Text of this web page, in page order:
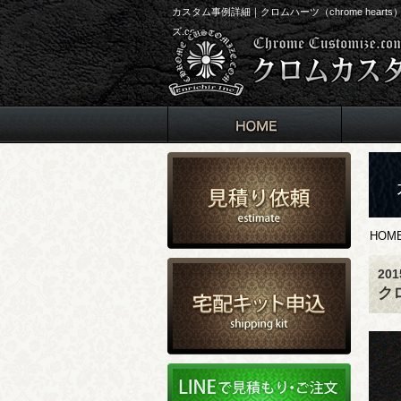
カスタム事例詳細｜クロムハーツ（chrome hearts
ズ.com
ク